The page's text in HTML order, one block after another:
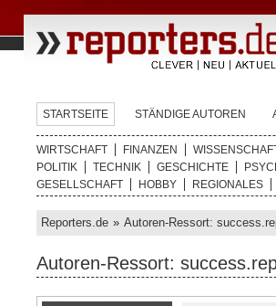
STARTSEITE STÄNDIGE AUTOREN
WIRTSCHAFT FINANZEN
POLITIK
TECHNIK GESCHICHTE
GESELLSCHAFT
HOBBY REGIONALES
Reporters.de » Autoren-Ressort:
Autoren-Ressort: